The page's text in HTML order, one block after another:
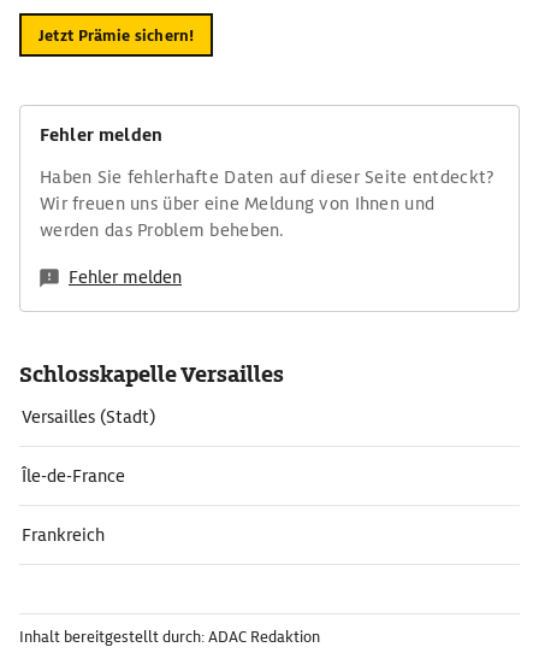
Jetzt Prämie sichern!
Fehler melden
Haben Sie fehlerhafte Daten auf dieser Seite entdeckt?
Wir freuen uns über eine Meldung von Ihnen und
werden das Problem beheben.
Fehler melden
Schlosskapelle Versailles
Versailles (Stadt)
Île-de-France
Frankreich
Inhalt bereitgestellt durch: ADAC Redaktion